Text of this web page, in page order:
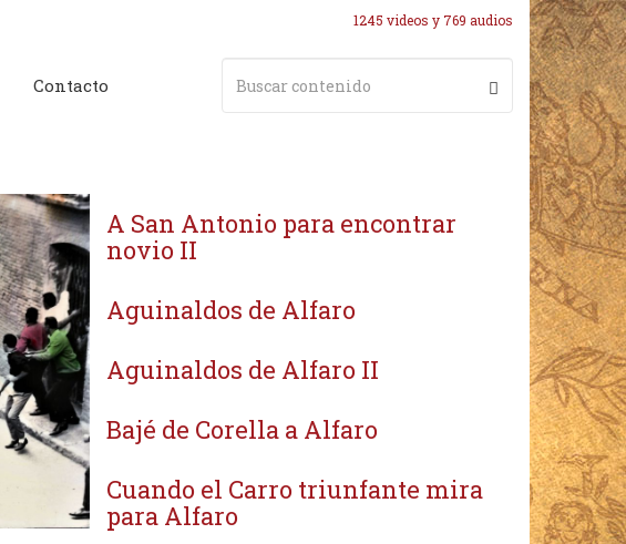
1245 videos y 769 audios
Contacto
A San Antonio para encontrar
novio II
Aguinaldos de Alfaro
Aguinaldos de Alfaro II
Bajé de Corella a Alfaro
Cuando el Carro triunfante mira
para Alfaro